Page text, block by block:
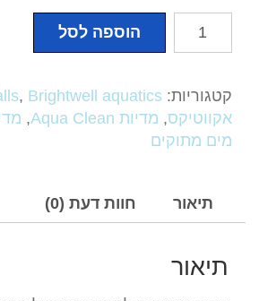
כמות
להתיישבות
בקטריות
הוספה לסל
קטגוריות: ,
אקווטיקס, מדיות Aqua Clean ,
מים מתוקים
תיאור חוות דעת (0)
תיאור